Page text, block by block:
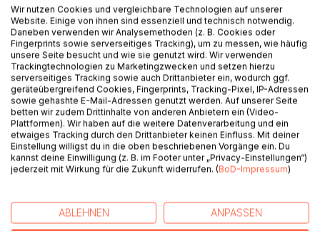
BESCHREIBUNG
Das fragmentarische Schreiben hält an, keine Verknüpfung
zu einer Erzählung - so ist die Welt, voller Flecken und
Flicken, daraus der je persönliche Teppich, der ja im Kopf
das Material fürs Weltbild wird - das ich mit dem
bezaubernden Begriff des Geschäftsmodells auf Abstand
zu halten suche. Natürlich bin auch ich wählerisch - und
mache Zusammenhänge - folge meinen Codierungen,
Übertreibungen, naja, meiner Sehnsucht.
Aber Struktur hat's schon! Mein Kaleidoskop von
bleibts dabei, was verträgt ein Land! Hier der Schlüssel: D1
- Klima, D2 - Migration, D3 - EU-RO, D4 - Bildungsrepublik,
Wir nutzen Cookies und vergleichbare Technologien auf unserer
Website. Einige von ihnen sind essenziell und technisch notwendig.
Daneben verwenden wir Analysemethoden (z. B. Cookies oder
Fingerprints sowie serverseitiges Tracking), um zu messen, wie häufig
unsere Seite besucht und wie sie genutzt wird. Wir verwenden
Trackingtechnologien zu Marketingzwecken und setzen hierzu
serverseitiges Tracking sowie auch Drittanbieter ein, wodurch ggf.
geräteübergreifend Cookies, Fingerprints, Tracking-Pixel, IP-Adressen
sowie gehashte E-Mail-Adressen genutzt werden. Auf unserer Seite
betten wir zudem Drittinhalte von anderen Anbietern ein (Video-
Plattformen). Wir haben auf die weitere Datenverarbeitung und ein
etwaiges Tracking durch den Drittanbieter keinen Einfluss. Mit deiner
Einstellung willigst du in die oben beschriebenen Vorgänge ein. Du
kannst deine Einwilligung (z. B. im Footer unter „Privacy-Einstellungen“)
jederzeit mit Wirkung für die Zukunft widerrufen. (BoD-Impressum)
ABLEHNEN ANPASSEN